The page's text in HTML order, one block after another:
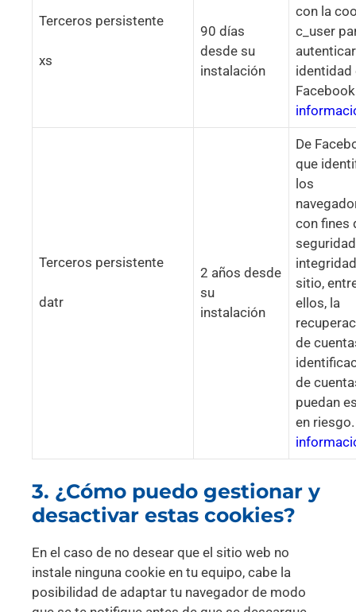
Terceros persistente
xs
90 días
desde su
instalación
con la
c_user
identidad
Terceros persistente
datr
2 años desde
su
instalación
De
que
los
con fines
sitio,
ellos, la
de
de
puedan
en
3. ¿Cómo puedo gestionar y
desactivar estas cookies?
En el caso de no desear que el sitio web no
instale ninguna cookie en tu equipo, cabe la
posibilidad de adaptar tu navegador de modo